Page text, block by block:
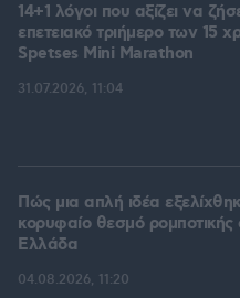
14+1 λόγοι που αξίζει να
επετειακό τριήμερο των 15
Spetses Mini Marathon
31.07.2026, 11:04
Πώς μια απλή ιδέα
κορυφαίο θεσμό ρομποτικής
Ελλάδα
04.08.2026, 11:20